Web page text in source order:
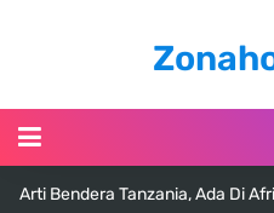
Arti Bendera Tanzania, Ada Di